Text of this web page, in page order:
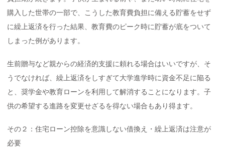
購入した世帯の一部で、こうした教育費負担に備える貯蓄をせず
に繰上返済を行った結果、教育費のピーク時に貯蓄が底をついて
しまった例があります。
生前贈与など親からの経済的支援に頼れる場合はいいですが、そ
うでなければ、繰上返済をしすぎて大学進学時に資金不足に陥る
と、奨学金や教育ローンを利用して解消することになります。子
供の希望する進路を変更せざるを得ない場合もあり得ます。
その２：住宅ローン控除を意識しない借換え・繰上返済は注意が
必要